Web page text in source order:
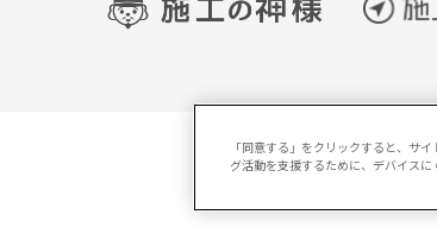
「同意する」をクリックすると、サ
グ活動を支援するために、デバイス